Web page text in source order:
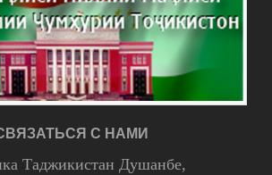
С НАМИ
Таджикистан Душанбе,